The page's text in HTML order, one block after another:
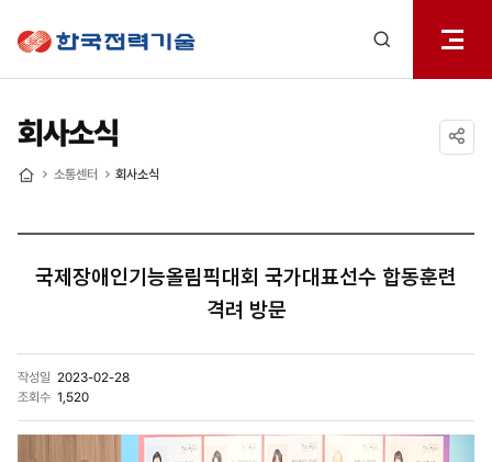
열기
회사소식
소통센터 회사소식
국제장애인기능올림픽대회 국가대표선수 합동훈련
격려 방문
작성일 2023-02-28
조회수 1,520